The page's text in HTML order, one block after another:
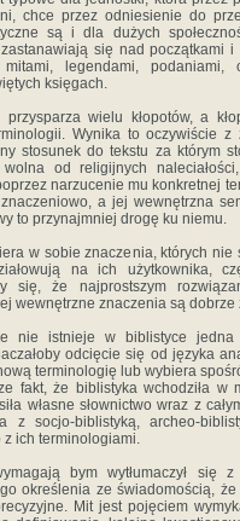
chce przez odniesienie do
są i dla dużych
się nad początkami i
mitami, legendami, podaniami,
księgach.
wielu kłopotów, a
Wynika to oczywiście
stosunek do tekstu za którym
od religijnych
narzucenie mu konkretnej
a jej wewnętrzna
to przynajmniej drogę ku niemu.
w sobie znaczenia, których
na ich użytkownika,
się, że najprostszym
wewnętrzne znaczenia są
nie istnieje w biblistyce jedna
odcięcie się od języka
terminologię lub wybiera
fakt, że biblistyka wchodziła w
własne słownictwo wraz z
z socjo-biblistyką, archeo-
ich terminologiami.
bym wytłumaczył się
określenia ze świadomością,
Mit jest pojęciem